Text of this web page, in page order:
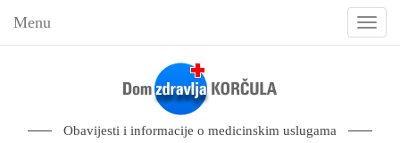
Menu
T
l
Obavijesti i informacije o medicinskim uslugama